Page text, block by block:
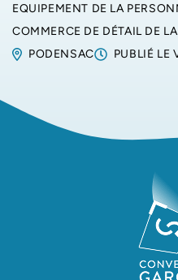
EQUIPEMENT DE LA
COMMERCE DE DÉTAIL DE
PODENSAC
PUBLIÉ LE